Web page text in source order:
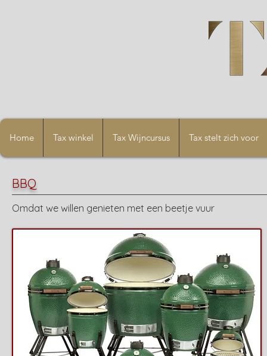
Home Tax winkel Tax Wijncursus Tax stelt zich voor
BBQ
Omdat we willen genieten met een beetje vuur